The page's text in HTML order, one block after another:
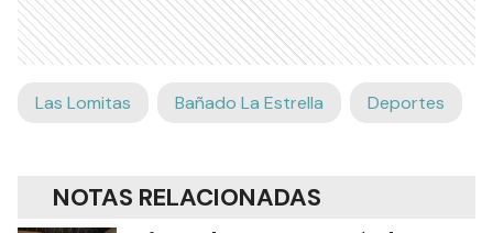
Las Lomitas Bañado La Estrella Deportes
NOTAS RELACIONADAS